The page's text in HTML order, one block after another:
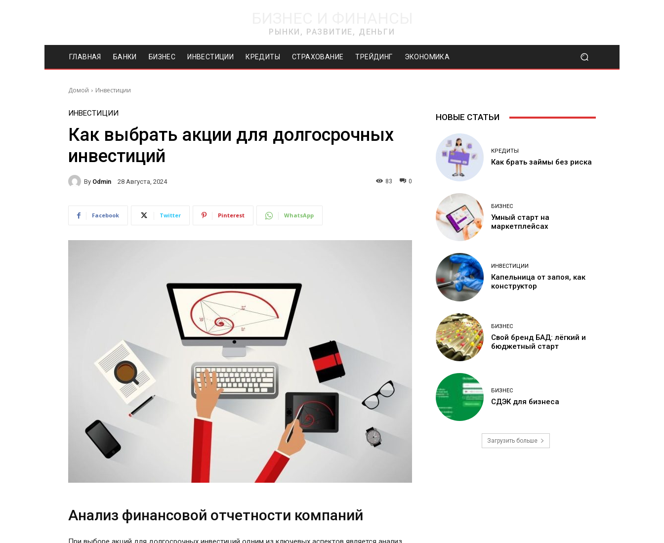
РЫНКИ, РАЗВИТИЕ, ДЕНЬГИ
ГЛАВНАЯ БАНКИ БИЗНЕС ИНВЕСТИЦИИ КРЕДИТЫ СТРАХОВАНИЕ ТРЕЙДИНГ ЭКОНОМИКА
Домой Инвестиции
ИНВЕСТИЦИИ
Как выбрать акции для долгосрочных
инвестиций
By Odmin 28 Августа, 2024 0
83
Facebook Twitter Pinterest WhatsApp
Анализ финансовой отчетности компаний
НОВЫЕ СТАТЬИ
КРЕДИТЫ
Как брать займы без риска
БИЗНЕС
Умный старт на
маркетплейсах
ИНВЕСТИЦИИ
Капельница от запоя, как
конструктор
БИЗНЕС
Свой бренд БАД: лёгкий и
бюджетный старт
БИЗНЕС
СДЭК для бизнеса
Загрузить больше